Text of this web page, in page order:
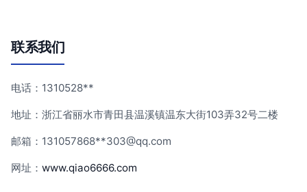
联系我们
电话：1310528**
地址：浙江省丽水市青田县温溪镇温东大街103弄32号二楼
邮箱：131057868**303@qq.com
网址： www.qiao6666.com